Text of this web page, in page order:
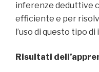
inferenze deduttive
efficiente e per
l’uso di questo tipo
Risultati